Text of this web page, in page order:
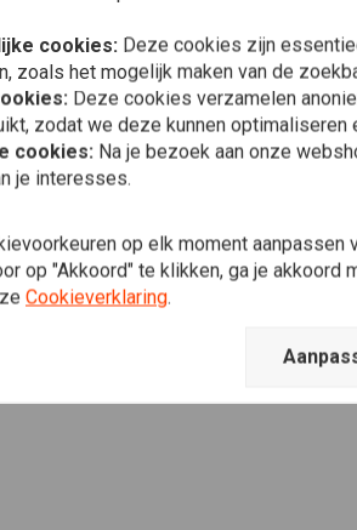
cookies: Deze cookies zijn
zoals het mogelijk maken van de
Deze cookies verzamelen
zodat we deze kunnen optimaliseren
cookies: Na je bezoek aan onze
je interesses.
op elk moment
op "Akkoord" te klikken, ga je akkoord
Cookieverklaring.